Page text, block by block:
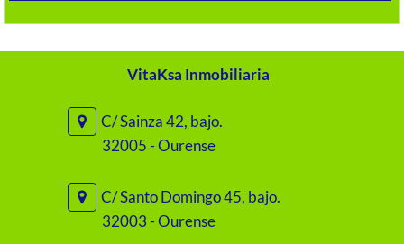
VitaKsa Inmobiliaria
C/ Sainza 42, bajo.
32005 - Ourense
C/ Santo Domingo 45, bajo.
32003 - Ourense